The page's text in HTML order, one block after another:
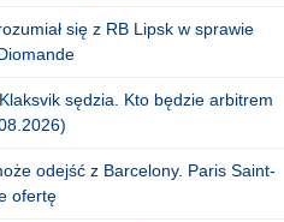
się z RB Lipsk w sprawie
sędzia. Kto będzie arbitrem
odejść z Barcelony. Paris Saint-
ofertę